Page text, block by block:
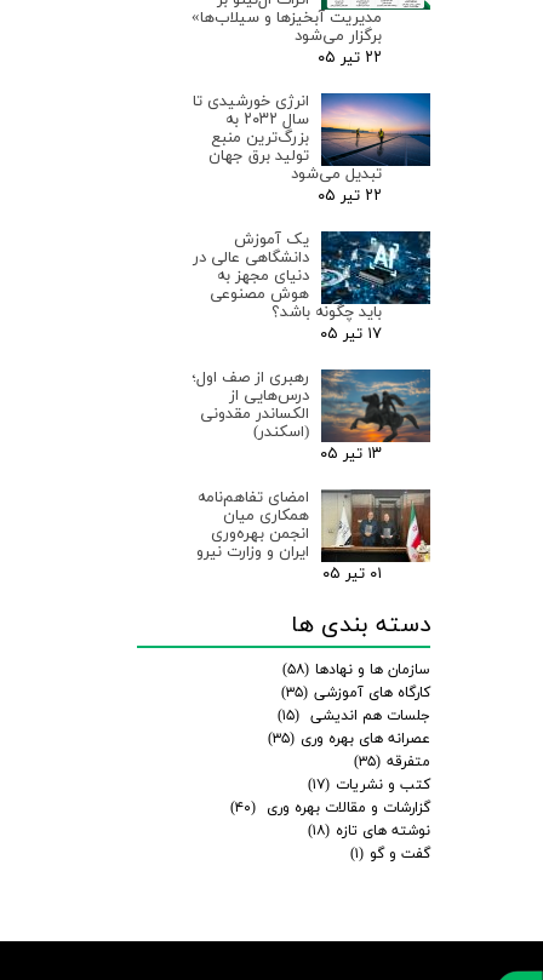
مدیریت آبخیزها و سیلاب‌ها»
برگزار می‌شود
۲۲ تیر ۰۵
انرژی خورشیدی تا
سال ۲۰۳۲ به
بزرگ‌ترین منبع
تولید برق جهان
تبدیل می‌شود
۲۲ تیر ۰۵
یک آموزش
دانشگاهی عالی در
دنیای مجهز به
هوش مصنوعی
باید چگونه باشد؟
۱۷ تیر ۰۵
رهبری از صف اول؛
درس‌هایی از
الکساندر مقدونی
(اسکندر)
۱۳ تیر ۰۵
امضای تفاهم‌نامه
همکاری میان
انجمن بهره‌وری
ایران و وزارت نیرو
۰۱ تیر ۰۵
دسته بندی ها
سازمان ها و نهادها (۵۸)
کارگاه های آموزشی (۳۵)
جلسات هم اندیشی (۱۵)
عصرانه های بهره وری (۳۵)
متفرقه (۳۵)
کتب و نشریات (۱۷)
گزارشات و مقالات بهره وری
(۴۰)
نوشته های تازه (۱۸)
گفت و گو (۱)